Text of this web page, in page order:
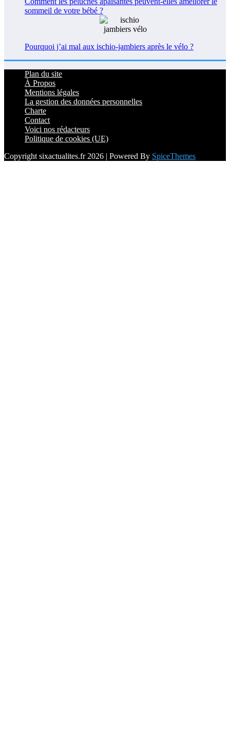
sommeil de votre bébé ?
Pourquoi j’ai mal aux ischio-jambiers après le vélo ?
Plan du site
À Propos
Mentions légales
La gestion des données personnelles
Charte
Contact
Voici nos rédacteurs
Politique de cookies (UE)
Copyright sixactualites.fr 2026 | Powered By SpiceThemes